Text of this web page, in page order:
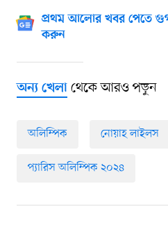
প্রথম আলোর খবর পেতে
করুন
অন্য খেলাথেকে আরও পড়ুন
অলিম্পিক নোয়াহ লাইলস
প্যারিস অলিম্পিক ২০২৪